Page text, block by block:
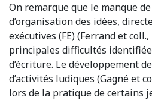
On remarque que le manque
d’organisation des idées,
exécutives (FE) (Ferrand et
principales difficultés
d’écriture. Le développement
d’activités ludiques (Gagné et
lors de la pratique de certains